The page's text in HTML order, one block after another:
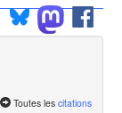
Toutes les citations